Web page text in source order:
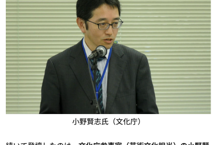
小野賢志氏（文化庁）